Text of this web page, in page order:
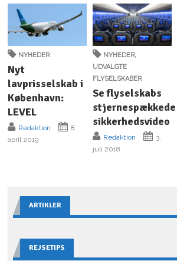
NYHEDER
Nyt
lavprisselskab i
København:
LEVEL
Redaktion
8.
april 2019
NYHEDER,
UDVALGTE
FLYSELSKABER
Se flyselskabs
stjernespækkede
sikkerhedsvideo
Redaktion
3.
juli 2018
ARTIKLER
REJSETIPS